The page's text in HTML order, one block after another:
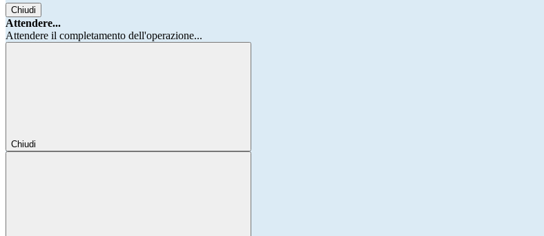
Chiudi
Attendere...
Attendere il completamento dell'operazione...
Chiudi